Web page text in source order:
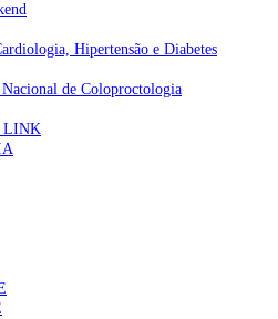
Hipertensão e Diabetes
de Coloproctologia
LINK